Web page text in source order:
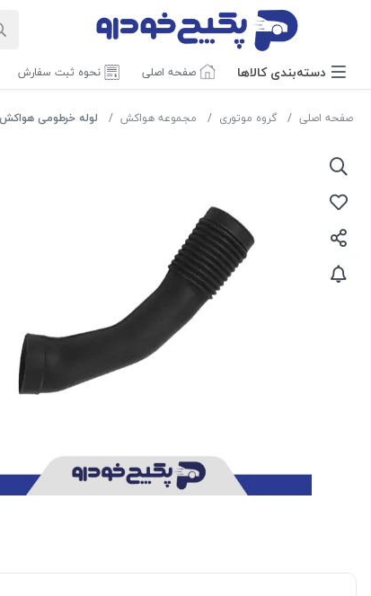
دسته‌بندی‌ کالاها صفحه اصلی نحوه ثبت سفارش
صفحه اصلی گروه موتوری مجموعه هواکش لوله خرطومی هواکش جدید پراید